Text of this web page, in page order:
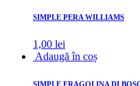
SIMPLE PERA WILLIAMS
1,00 lei
Adaugă în coș
SIMPLE FRAGOLINA DI